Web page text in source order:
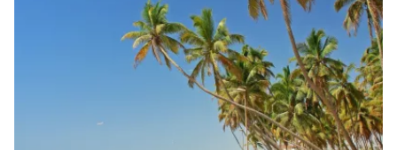
eletrónico